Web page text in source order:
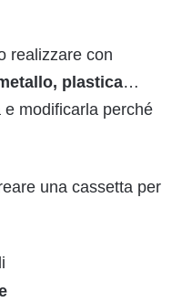
realizzare con
plastica…
e modificarla perché
una cassetta per